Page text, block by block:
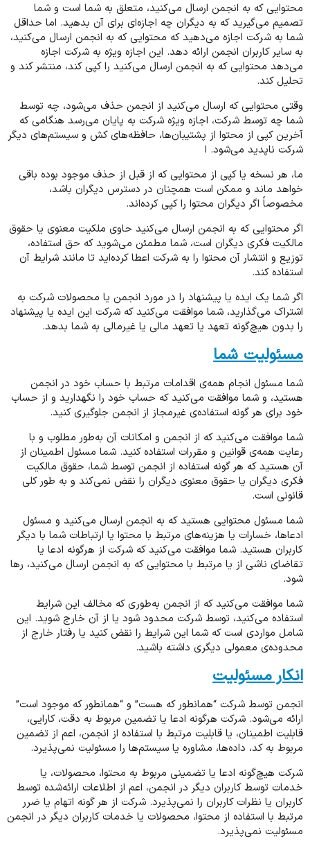
محتوایی که به انجمن ارسال می‌کنید، متعلق به شما است و شما
تصمیم می‌گیرید که به دیگران چه اجازه‌ای برای آن بدهید. اما حداقل
شما به شرکت اجازه می‌دهید که محتوایی که به انجمن ارسال می‌کنید،
به سایر کاربران انجمن ارائه دهد. این اجازه ویژه به شرکت اجازه
می‌دهد محتوایی که به انجمن ارسال می‌کنید را کپی کند، منتشر کند و
تحلیل کند.
وقتی محتوایی که ارسال می‌کنید از انجمن حذف می‌شود، چه توسط
شما چه توسط شرکت، اجازه ویژه شرکت به پایان می‌رسد هنگامی که
آخرین کپی از محتوا از پشتیبان‌ها، حافظه‌های کش و سیستم‌های دیگر
شرکت ناپدید می‌شود. ا
ما، هر نسخه یا کپی از محتوایی که از قبل از حذف موجود بوده باقی
خواهد ماند و ممکن است همچنان در دسترس دیگران باشد،
مخصوصاً اگر دیگران محتوا را کپی کرده‌اند.
اگر محتوایی که به انجمن ارسال می‌کنید حاوی ملکیت معنوی یا حقوق
مالکیت فکری دیگران است، شما مطمئن می‌شوید که حق استفاده،
توزیع و انتشار آن محتوا را به شرکت اعطا کرده‌اید تا مانند شرایط آن
استفاده کند.
اگر شما یک ایده یا پیشنهاد را در مورد انجمن یا محصولات شرکت به
اشتراک می‌گذارید، شما موافقت می‌کنید که شرکت این ایده یا پیشنهاد
را بدون هیچ‌گونه تعهد یا تعهد مالی یا غیرمالی به شما بدهد.
مسئولیت شما
شما مسئول انجام همه‌ی اقدامات مرتبط با حساب خود در انجمن
هستید، و شما موافقت می‌کنید که حساب خود را نگهدارید و از حساب
خود برای هر گونه استفاده‌ی غیرمجاز از انجمن جلوگیری کنید.
شما موافقت می‌کنید که از انجمن و امکانات آن به‌طور مطلوب و با
رعایت همه‌ی قوانین و مقررات استفاده کنید. شما مسئول اطمینان از
آن هستید که هر گونه استفاده از انجمن توسط شما، حقوق مالکیت
فکری دیگران یا حقوق معنوی دیگران را نقض نمی‌کند و به طور کلی
قانونی است.
شما مسئول محتوایی هستید که به انجمن ارسال می‌کنید و مسئول
ادعاها، خسارات یا هزینه‌های مرتبط با محتوا یا ارتباطات شما با دیگر
کاربران هستید. شما موافقت می‌کنید که شرکت از هرگونه ادعا یا
تقاضای ناشی از یا مرتبط با محتوایی که به انجمن ارسال می‌کنید، رها
شود.
شما موافقت می‌کنید که از انجمن به‌طوری که مخالف این شرایط
استفاده می‌کنید، توسط شرکت محدود شود یا از آن خارج شوید. این
شامل مواردی است که شما این شرایط را نقض کنید یا رفتار خارج از
محدوده‌ی معمولی دیگری داشته باشید.
انکار مسئولیت
انجمن توسط شرکت “همانطور که هست” و “همانطور که موجود است”
ارائه می‌شود. شرکت هرگونه ادعا یا تضمین مربوط به دقت، کارایی،
قابلیت اطمینان، یا قابلیت مرتبط با استفاده از انجمن، اعم از تضمین
مربوط به کد، داده‌ها، مشاوره یا سیستم‌ها را مسئولیت نمی‌پذیرد.
شرکت هیچ‌گونه ادعا یا تضمینی مربوط به محتوا، محصولات، یا
خدمات توسط کاربران دیگر در انجمن، اعم از اطلاعات ارائه‌شده توسط
کاربران یا نظرات کاربران را نمی‌پذیرد. شرکت از هر گونه اتهام یا ضرر
مرتبط با استفاده از محتوا، محصولات یا خدمات کاربران دیگر در انجمن
مسئولیت نمی‌پذیرد.